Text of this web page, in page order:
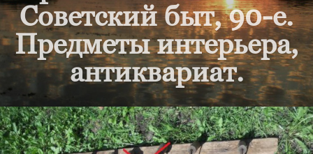
Советский быт, 90-е.
Предметы интерьера,
антиквариат.